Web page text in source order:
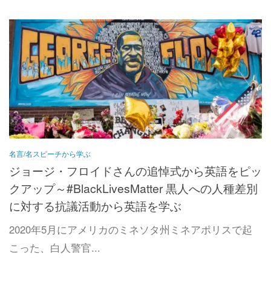
名言/名スピーチから学ぶ
ジョージ・フロイドさんの追悼式から英語をピッ
クアップ～#BlackLivesMatter 黒人への人種差別
に対する抗議活動から英語を学ぶ
2020年5月にアメリカのミネソタ州ミネアポリスで起
こった、白人警官...